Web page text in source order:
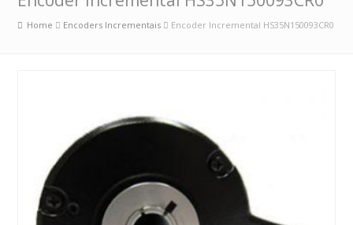
Home Encoders Incrementais Encoder Incremental HS35N150093CR0